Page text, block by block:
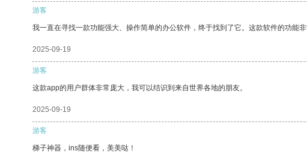
游客
我一直在寻找一款功能强大、操作简单的办公软件，终于找到了它。这款软件的功能
2025-09-19
游客
这款app的用户群体非常庞大，我可以结识到来自世界各地的朋友。
2025-09-19
游客
梯子神器，ins随便看，美美哒！